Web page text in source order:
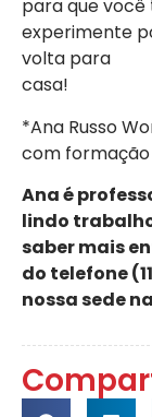
para que você
experimente
volta para
casa!
*Ana Russo
com formação
Ana é
lindo
saber mais
do telefone
nossa sede